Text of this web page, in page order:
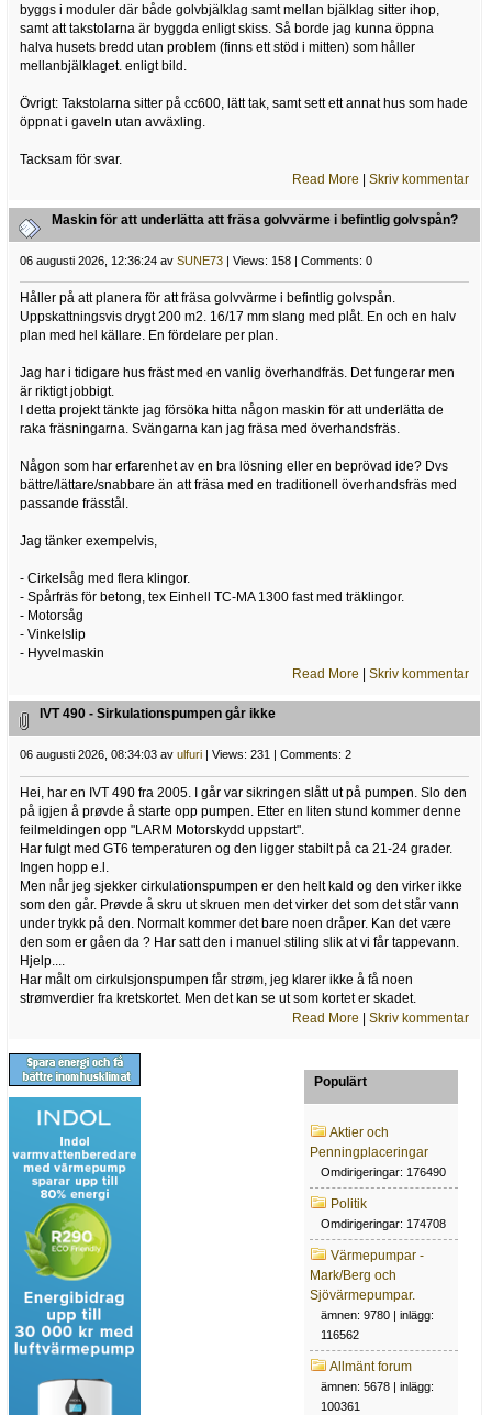
byggs i moduler där både golvbjälklag samt mellan bjälklag sitter ihop,
samt att takstolarna är byggda enligt skiss. Så borde jag kunna öppna
halva husets bredd utan problem (finns ett stöd i mitten) som håller
mellanbjälklaget. enligt bild.
Övrigt: Takstolarna sitter på cc600, lätt tak, samt sett ett annat hus som hade
öppnat i gaveln utan avväxling.
Tacksam för svar.
Read More |Skriv kommentar
Maskin för att underlätta att fräsa golvvärme i befintlig golvspån?
06 augusti 2026, 12:36:24 av SUNE73| Views: 158 | Comments: 0
Håller på att planera för att fräsa golvvärme i befintlig golvspån.
Uppskattningsvis drygt 200 m2. 16/17 mm slang med plåt. En och en halv
plan med hel källare. En fördelare per plan.
Jag har i tidigare hus fräst med en vanlig överhandfräs. Det fungerar men
är riktigt jobbigt.
I detta projekt tänkte jag försöka hitta någon maskin för att underlätta de
raka fräsningarna. Svängarna kan jag fräsa med överhandsfräs.
Någon som har erfarenhet av en bra lösning eller en beprövad ide? Dvs
bättre/lättare/snabbare än att fräsa med en traditionell överhandsfräs med
passande frässtål.
Jag tänker exempelvis,
- Cirkelsåg med flera klingor.
- Spårfräs för betong, tex Einhell TC-MA 1300 fast med träklingor.
- Motorsåg
- Vinkelslip
- Hyvelmaskin
Read More |Skriv kommentar
IVT 490 - Sirkulationspumpen går ikke
06 augusti 2026, 08:34:03 av ulfuri| Views: 231 | Comments: 2
Hei, har en IVT 490 fra 2005. I går var sikringen slått ut på pumpen. Slo den
på igjen å prøvde å starte opp pumpen. Etter en liten stund kommer denne
feilmeldingen opp "LARM Motorskydd uppstart".
Har fulgt med GT6 temperaturen og den ligger stabilt på ca 21-24 grader.
Ingen hopp e.l.
Men når jeg sjekker cirkulationspumpen er den helt kald og den virker ikke
som den går. Prøvde å skru ut skruen men det virker det som det står vann
under trykk på den. Normalt kommer det bare noen dråper. Kan det være
den som er gåen da ? Har satt den i manuel stiling slik at vi får tappevann.
Hjelp....
Har målt om cirkulsjonspumpen får strøm, jeg klarer ikke å få noen
strømverdier fra kretskortet. Men det kan se ut som kortet er skadet.
Read More |Skriv kommentar
Populärt
Aktier och
Penningplaceringar
Omdirigeringar: 176490
Politik
Omdirigeringar: 174708
Värmepumpar -
Mark/Berg och
Sjövärmepumpar.
ämnen: 9780 | inlägg:
116562
Allmänt forum
ämnen: 5678 | inlägg:
100361